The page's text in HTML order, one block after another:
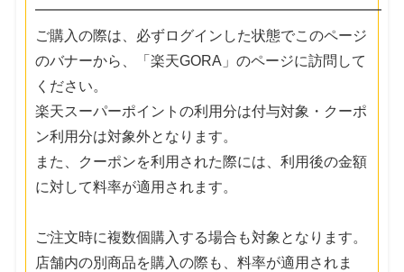
━━━━━━━━━━━━━━━━━━━━━━━━
ご購入の際は、必ずログインした状態でこのページ
のバナーから、「楽天GORA」のページに訪問して
ください。
楽天スーパーポイントの利用分は付与対象・クーポ
ン利用分は対象外となります。
また、クーポンを利用された際には、利用後の金額
に対して料率が適用されます。
ご注文時に複数個購入する場合も対象となります。
店舗内の別商品を購入の際も、料率が適用されま